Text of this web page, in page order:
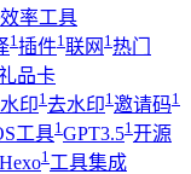
效率工具
1 插件1 联网 1 热门
品卡
印1 去水印1 邀请码1
工具1 GPT3.51 开源
Hexo1 工具集成